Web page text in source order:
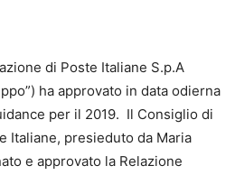
di Poste Italiane S.p.A
ha approvato in data odierna
per il 2019. Il Consiglio di
Italiane, presieduto da Maria
e approvato la Relazione